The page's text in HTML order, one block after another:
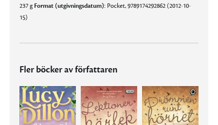
237 g Format (utgivningsdatum): Pocket, 9789174292862 (2012-10-
15)
Fler böcker av författaren